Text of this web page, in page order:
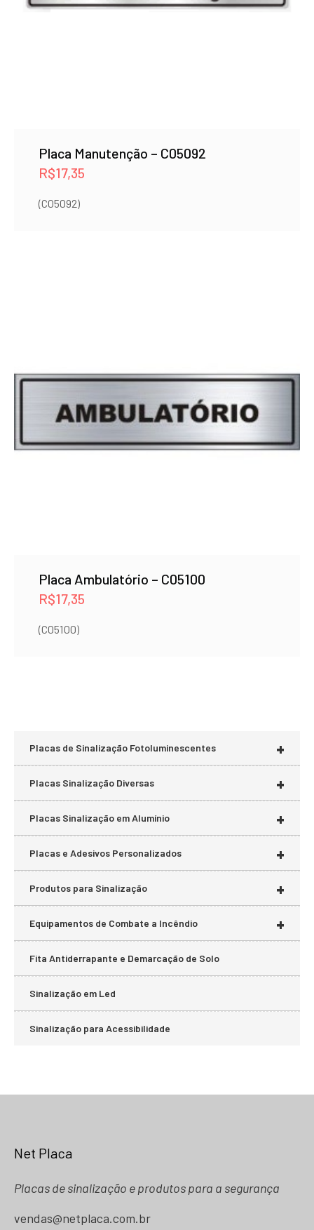
Placa Manutenção – C05092
R$17,35
(C05092)
Placa Ambulatório – C05100
R$17,35
(C05100)
+
Placas de Sinalização Fotoluminescentes
+
Placas Sinalização Diversas
+
Placas Sinalização em Alumínio
+
Placas e Adesivos Personalizados
+
Produtos para Sinalização
+
Equipamentos de Combate a Incêndio
Fita Antiderrapante e Demarcação de Solo
Sinalização em Led
Sinalização para Acessibilidade
Net Placa
Placas de sinalização e produtos para a segurança
vendas@netplaca.com.br